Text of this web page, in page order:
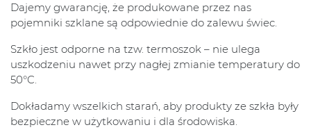
Dajemy gwarancję, że produkowane przez nas
pojemniki szklane są odpowiednie do zalewu świec.
Szkło jest odporne na tzw. termoszok – nie ulega
uszkodzeniu nawet przy nagłej zmianie temperatury do
50°C.
Dokładamy wszelkich starań, aby produkty ze szkła były
bezpieczne w użytkowaniu i dla środowiska.